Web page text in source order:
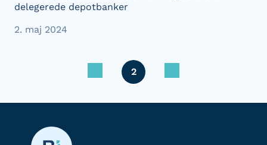
delegerede depotbanker
2. maj 2024
2